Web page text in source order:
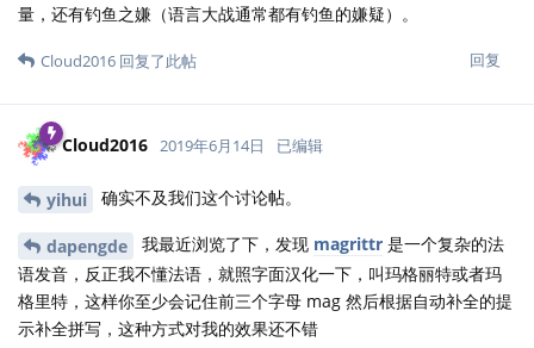
量，还有钓鱼之嫌（语言大战通常都有钓鱼的嫌疑）。
回复
Cloud2016 回复了此帖
Cloud2016 2019年6月14日 已编辑
yihui 确实不及我们这个讨论帖。
dapengde 我最近浏览了下，发现 magrittr 是一个复杂的法
语发音，反正我不懂法语，就照字面汉化一下，叫玛格丽特或者玛
格里特，这样你至少会记住前三个字母 mag 然后根据自动补全的提
示补全拼写，这种方式对我的效果还不错